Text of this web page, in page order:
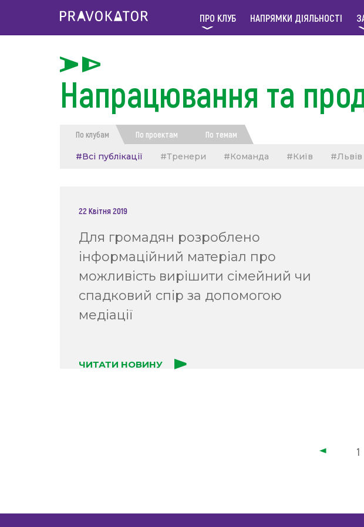
ПРО КЛУБ НАПРЯМКИ ДІЯЛЬНОСТІ
Напрацювання та
По клубам По проектам По темам
#Всі публікації #Тренери #Команда #Київ #Львів
22 Квітня 2019
Для громадян розроблено
інформаційний матеріал про
можливість вирішити сімейний чи
спадковий спір за допомогою
медіації
ЧИТАТИ НОВИНУ
1